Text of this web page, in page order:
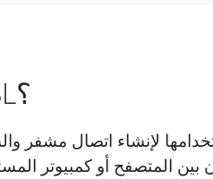
ما المقصود بـ SSL؟